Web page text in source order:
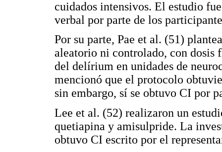
cuidados intensivos. El estudio
verbal por parte de los
Por su parte, Pae et al. (51)
aleatorio ni controlado, con dosis
del delírium en unidades de
mencionó que el protocolo
sin embargo, sí se obtuvo CI por
Lee et al. (52) realizaron un
quetiapina y amisulpride. La
obtuvo CI escrito por el